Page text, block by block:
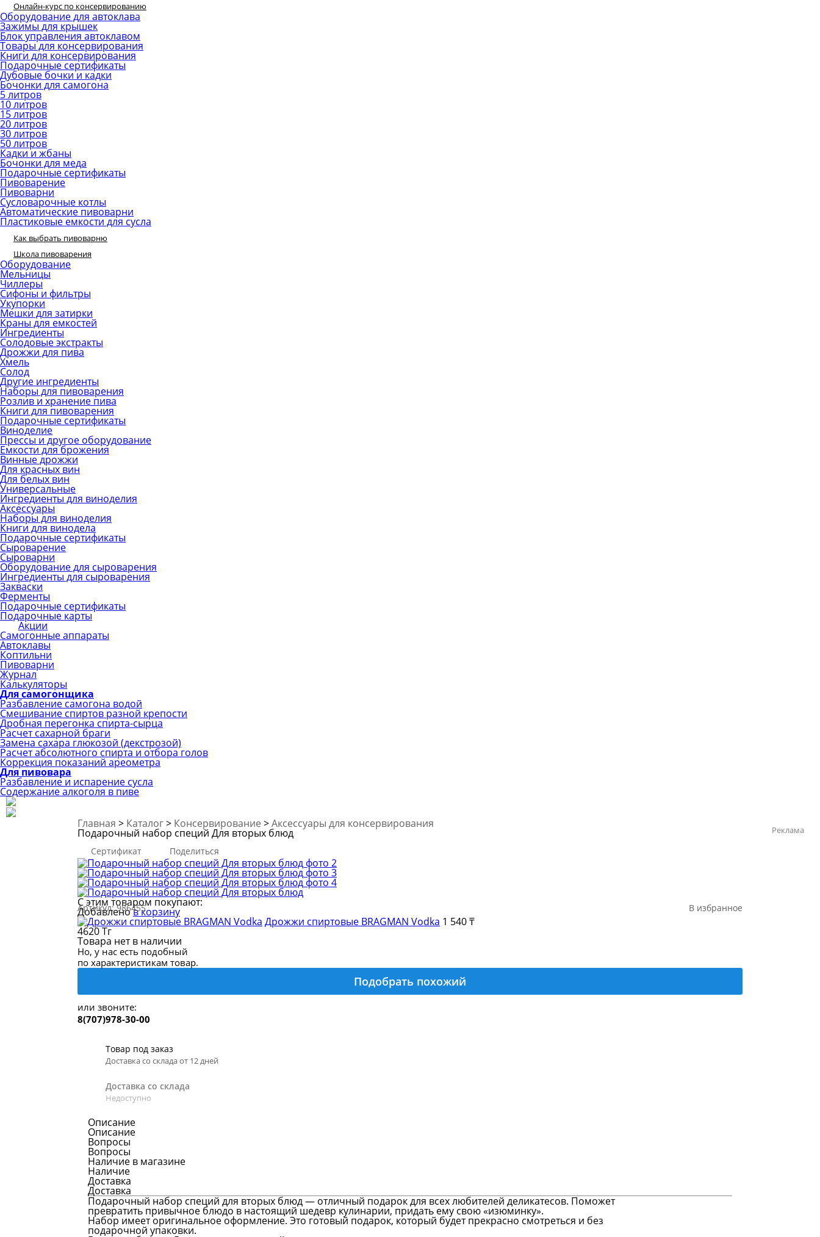
Онлайн-курс по консервированию
Оборудование для автоклава
Зажимы для крышек
Блок управления автоклавом
Товары для консервирования
Книги для консервирования
Подарочные сертификаты
Дубовые бочки и кадки
Бочонки для самогона
5 литров
10 литров
15 литров
20 литров
30 литров
50 литров
Кадки и жбаны
Бочонки для меда
Подарочные сертификаты
Пивоварение
Пивоварни
Сусловарочные котлы
Автоматические пивоварни
Пластиковые емкости для сусла
Как выбрать пивоварню
Школа пивоварения
Оборудование
Мельницы
Чиллеры
Сифоны и фильтры
Укупорки
Мешки для затирки
Краны для емкостей
Ингредиенты
Солодовые экстракты
Дрожжи для пива
Хмель
Солод
Другие ингредиенты
Наборы для пивоварения
Розлив и хранение пива
Книги для пивоварения
Подарочные сертификаты
Виноделие
Прессы и другое оборудование
Емкости для брожения
Винные дрожжи
Для красных вин
Для белых вин
Универсальные
Ингредиенты для виноделия
Аксессуары
Наборы для виноделия
Книги для винодела
Подарочные сертификаты
Сыроварение
Сыроварни
Оборудование для сыроварения
Ингредиенты для сыроварения
Закваски
Ферменты
Подарочные сертификаты
Подарочные карты
Акции
Самогонные аппараты
Автоклавы
Коптильни
Пивоварни
Журнал
Калькуляторы
Для самогонщика
Разбавление самогона водой
Смешивание спиртов разной крепости
Дробная перегонка спирта-сырца
Расчет сахарной браги
Замена сахара глюкозой (декстрозой)
Расчет абсолютного спирта и отбора голов
Коррекция показаний ареометра
Для пивовара
Разбавление и испарение сусла
Содержание алкоголя в пиве
Главная > Каталог> Консервирование >Аксессуары для консервирования
Подарочный набор специй Для вторых блюд
Сертификат Поделиться
С этим товаром покупают:
Добавленов корзину
Дрожжи спиртовые BRAGMAN Vodka 1 540 ₸
В избранное
Артикул:986455
4620 Тг
Товара нет в наличии
Но, у нас есть подобный
по характеристикам товар.
Подобрать похожий
или звоните:
8(707)978-30-00
Товар под заказ
Доставка со склада от 12 дней
Доставка со склада
Недоступно
Описание
Описание
Вопросы
Вопросы
Наличие в магазине
Наличие
Доставка
Доставка
Подарочный набор специй для вторых блюд — отличный подарок для всех любителей деликатесов. Поможет
превратить привычное блюдо в настоящий шедевр кулинарии, придать ему свою «изюминку».
Набор имеет оригинальное оформление. Это готовый подарок, который будет прекрасно смотреться и без
подарочной упаковки.
Реклама